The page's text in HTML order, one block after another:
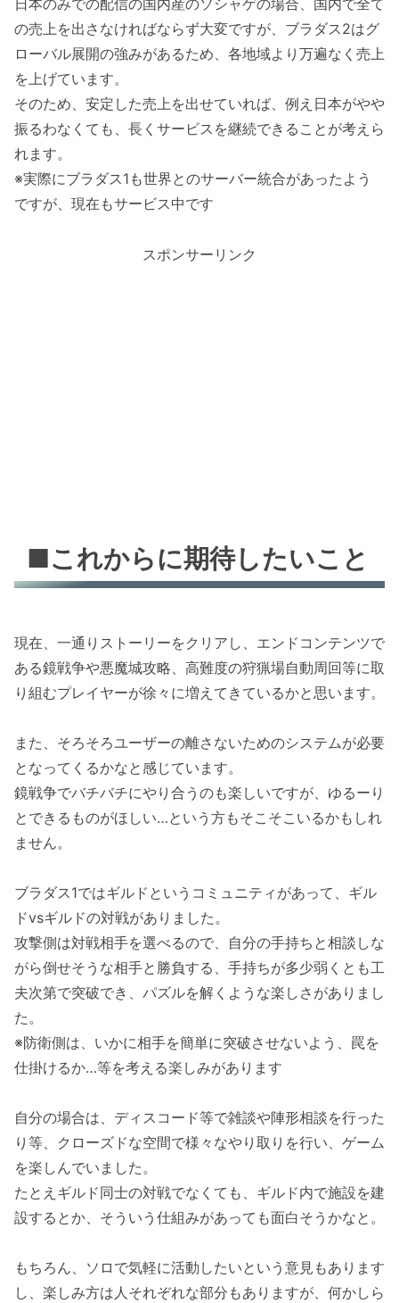
日本のみでの配信の国内産のソシャゲの場合、国内で全て
の売上を出さなければならず大変ですが、ブラダス2はグ
ローバル展開の強みがあるため、各地域より万遍なく売上
を上げています。
そのため、安定した売上を出せていれば、例え日本がやや
振るわなくても、長くサービスを継続できることが考えら
れます。
※実際にブラダス1も世界とのサーバー統合があったよう
ですが、現在もサービス中です
スポンサーリンク
■これからに期待したいこと
現在、一通りストーリーをクリアし、エンドコンテンツで
ある鏡戦争や悪魔城攻略、高難度の狩猟場自動周回等に取
り組むプレイヤーが徐々に増えてきているかと思います。
また、そろそろユーザーの離さないためのシステムが必要
となってくるかなと感じています。
鏡戦争でバチバチにやり合うのも楽しいですが、ゆるーり
とできるものがほしい…という方もそこそこいるかもしれ
ません。
ブラダス1ではギルドというコミュニティがあって、ギル
ドvsギルドの対戦がありました。
攻撃側は対戦相手を選べるので、自分の手持ちと相談しな
がら倒せそうな相手と勝負する、手持ちが多少弱くとも工
夫次第で突破でき、パズルを解くような楽しさがありまし
た。
※防衛側は、いかに相手を簡単に突破させないよう、罠を
仕掛けるか…等を考える楽しみがあります
自分の場合は、ディスコード等で雑談や陣形相談を行った
り等、クローズドな空間で様々なやり取りを行い、ゲーム
を楽しんでいました。
たとえギルド同士の対戦でなくても、ギルド内で施設を建
設するとか、そういう仕組みがあっても面白そうかなと。
もちろん、ソロで気軽に活動したいという意見もあります
し、楽しみ方は人それぞれな部分もありますが、何かしら